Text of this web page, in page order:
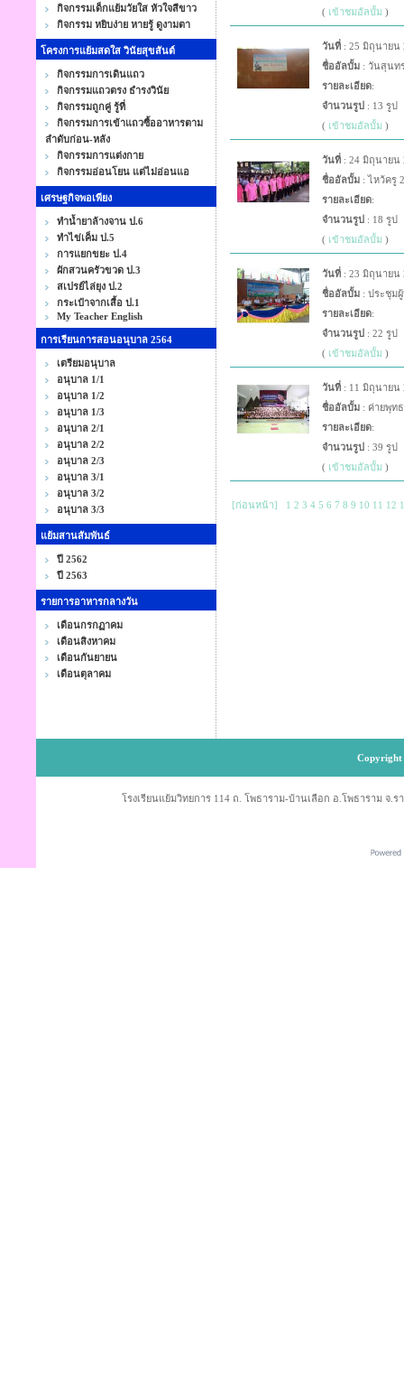
กิจกรรมเด็กแย้มวัยใส หัวใจสีขาว
กิจกรรม หยิบง่าย หายรู้ ดูงามตา
โครงการแย้มสดใส วินัยสุขสันต์
กิจกรรมการเดินแถว
กิจกรรมแถวตรง ธำรงวินัย
กิจกรรมถูกคู่ รู้ที่
กิจกรรมการเข้าแถวซื้ออาหารตาม
ลำดับก่อน-หลัง
กิจกรรมการแต่งกาย
กิจกรรมอ่อนโยน แต่ไม่อ่อนแอ
เศรษฐกิจพอเพียง
ทำน้ำยาล้างจาน ป.6
ทำไข่เค็ม ป.5
การแยกขยะ ป.4
ผักสวนครัวขวด ป.3
สเปรย์ไล่ยุง ป.2
กระเป๋าจากเสื้อ ป.1
My Teacher English
การเรียนการสอนอนุบาล 2564
เตรียมอนุบาล
อนุบาล 1/1
อนุบาล 1/2
อนุบาล 1/3
อนุบาล 2/1
อนุบาล 2/2
อนุบาล 2/3
อนุบาล 3/1
อนุบาล 3/2
อนุบาล 3/3
แย้มสานสัมพันธ์
ปี 2562
ปี 2563
รายการอาหารกลางวัน
เดือนกรกฏาคม
เดือนสิงหาคม
เดือนกันยายน
เดือนตุลาคม
( เข้าชมอัลบั้ม )
วันที่ : 25 มิถุนายน
ชื่ออัลบั้ม : วันสุนท
รายละเอียด:
จำนวนรูป : 13 รูป
( เข้าชมอัลบั้ม )
วันที่ : 24 มิถุนายน
ชื่ออัลบั้ม : ไหว้ครู
รายละเอียด:
จำนวนรูป : 18 รูป
( เข้าชมอัลบั้ม )
วันที่ : 23 มิถุนายน
ชื่ออัลบั้ม : ประชุม
รายละเอียด:
จำนวนรูป : 22 รูป
( เข้าชมอัลบั้ม )
วันที่ : 11 มิถุนายน
ชื่ออัลบั้ม : ค่ายพุท
รายละเอียด:
จำนวนรูป : 39 รูป
( เข้าชมอัลบั้ม )
[ก่อนหน้า] 1 2 3 4 5 6 7 8 9 10 11 12
Copyright
โรงเรียนแย้มวิทยการ 114 ถ. โพธาราม-บ้านเลือก อ.โพธาราม จ.